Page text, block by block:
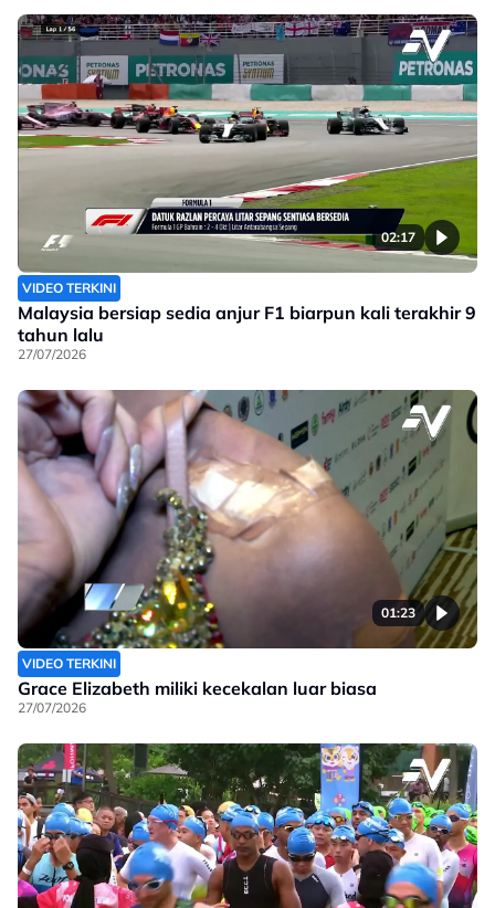
02:17
VIDEO TERKINI
Malaysia bersiap sedia anjur F1 biarpun kali terakhir 9
tahun lalu
27/07/2026
01:23
VIDEO TERKINI
Grace Elizabeth miliki kecekalan luar biasa
27/07/2026